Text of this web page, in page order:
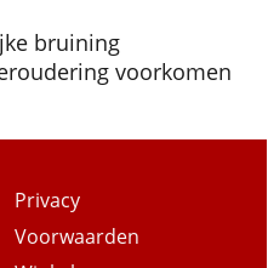
bruining
voorkomen
Privacy
Voorwaarden